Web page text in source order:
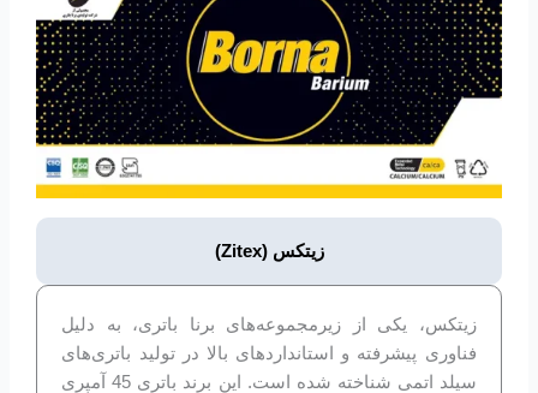
زیتکس (Zitex)
زیتکس، یکی از زیرمجموعه‌های برنا باتری، به دلیل
فناوری پیشرفته و استانداردهای بالا در تولید باتری‌های
سیلد اتمی شناخته شده است. این برند باتری 45 آمپری